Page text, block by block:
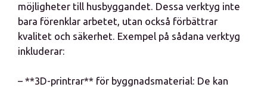
möjligheter till husbyggandet. Dessa verktyg inte
bara förenklar arbetet, utan också förbättrar
kvalitet och säkerhet. Exempel på sådana verktyg
inkluderar:
– **3D-printrar** för byggnadsmaterial: De kan